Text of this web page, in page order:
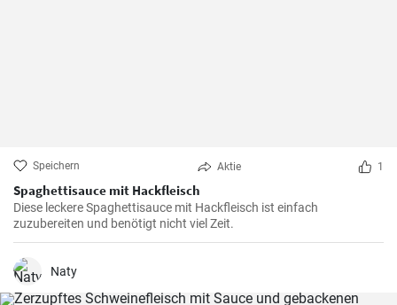
Speichern Aktie 1
Spaghettisauce mit Hackfleisch
Diese leckere Spaghettisauce mit Hackfleisch ist einfach
zuzubereiten und benötigt nicht viel Zeit.
Naty